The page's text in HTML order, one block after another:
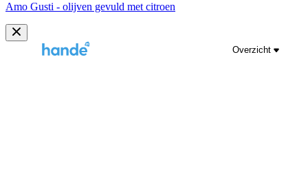
Amo Gusti - olijven gevuld met citroen
Overzicht